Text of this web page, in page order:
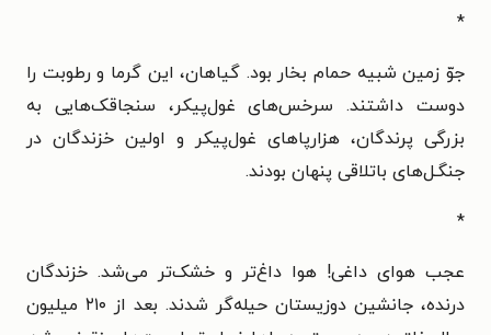
*
جوّ زمین شبیه حمام بخار بود. گیاهان، این گرما و رطوبت را
دوست داشتند. سرخس‌های غول‌پیکر، سنجاقک‌هایی به
بزرگی پرندگان، هزارپاهای غول‌پیکر و اولین خزندگان در
جنگـل‌های باتلاقی پنهان بودند.
*
عجب هوای داغی! هوا داغ‌تر و خشک‌تر می‌شد. خزندگان
درنده، جانشین دوزیستان حیله‌گر شدند. بعد از ۲۱۰ میلیون